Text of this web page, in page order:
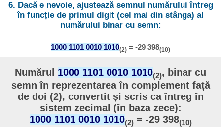
6. Dacă e nevoie, ajustează semnul numărului întreg
în funcție de primul digit (cel mai din stânga) al
numărului binar cu semn:
1000 1101 0010 1010(2) = -29 398(10)
Numărul 1000 1101 0010 1010(2), binar cu
semn în reprezentarea în complement față
de doi (2), convertit și scris ca întreg în
sistem zecimal (în baza zece):
1000 1101 0010 1010(2) = -29 398(10)